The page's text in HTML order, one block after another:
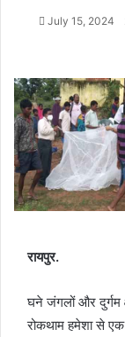
July 15, 2024
a
c
e
b
o
o
k
e
s
s
e
n
g
e
r
e
s
s
e
n
g
e
r
h
a
t
s
A
p
p
e
l
e
g
r
a
m
h
a
r
e
i
a
E
i
r
i
n
t
रायपुर.
घने जंगलों और दुर्गम
रोकथाम हमेशा से